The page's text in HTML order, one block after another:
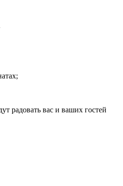
радовать вас и ваших гостей